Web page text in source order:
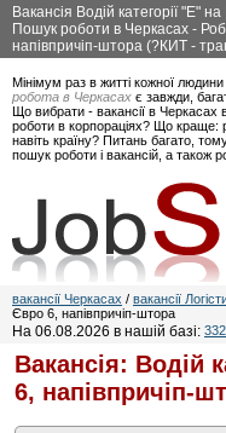
Вакансія Водій категорії "Е"
Пошук роботи в Черкасах -
напівпричіп-штора (?КИТ -
Мінімум раз в житті кожної
робота в Черкасах є завжди,
Що вибрати - вакансії в
роботи в корпораціях? Що краще:
навіть країну? Питань багато,
пошук роботи і вакансій, а також
вакансії Черкасах / вакансії
Євро 6, напівпричіп-штора
На 06.08.2026 в нашій базі:
Вакансія: Водій
6, напівпричіп-